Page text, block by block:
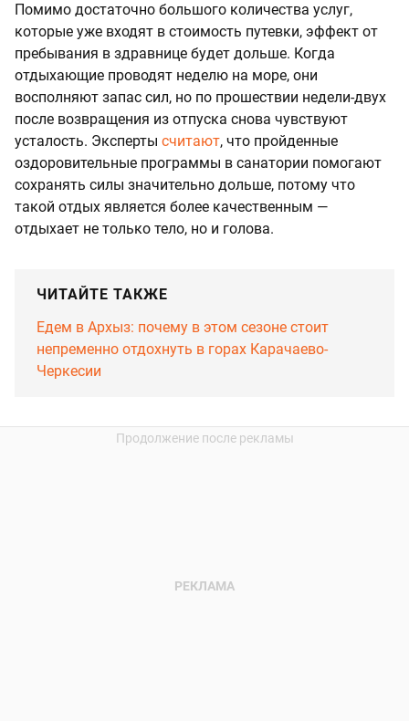
Помимо достаточно большого количества услуг,
которые уже входят в стоимость путевки, эффект от
пребывания в здравнице будет дольше. Когда
отдыхающие проводят неделю на море, они
восполняют запас сил, но по прошествии недели-двух
после возвращения из отпуска снова чувствуют
усталость. Эксперты считают, что пройденные
оздоровительные программы в санатории помогают
сохранять силы значительно дольше, потому что
такой отдых является более качественным —
отдыхает не только тело, но и голова.
ЧИТАЙТЕ ТАКЖЕ
Едем в Архыз: почему в этом сезоне стоит
непременно отдохнуть в горах Карачаево-
Черкесии